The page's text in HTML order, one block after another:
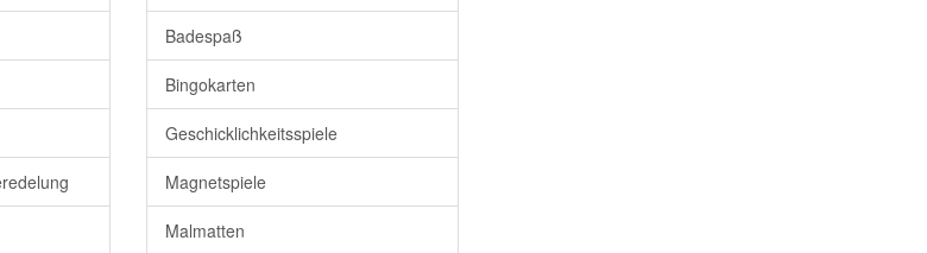
Badespaß
Bingokarten
Geschicklichkeitsspiele
Magnetspiele
Malmatten